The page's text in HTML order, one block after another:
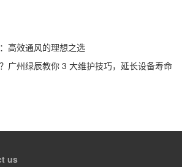
高效通风的理想之选
广州绿辰教你 3 大维护技巧，延长设备寿命
us